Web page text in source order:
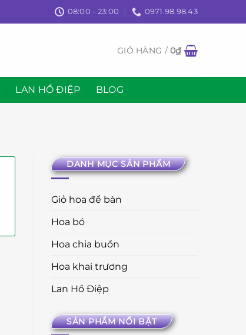
08:00 - 23:00 0971.98.98.43
GIỎ HÀNG /0₫
LAN HỒ ĐIỆP BLOG
DANH MỤC SẢN PHẨM
Giỏ hoa để bàn
Hoa bó
Hoa chia buồn
Hoa khai trương
Lan Hồ Điệp
SẢN PHẨM NỔI BẬT